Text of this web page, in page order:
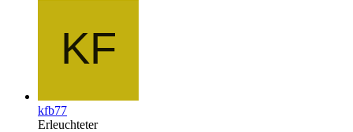
kfb77
Erleuchteter